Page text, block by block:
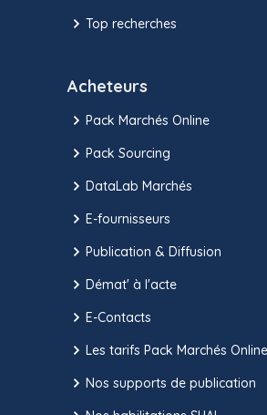
Top recherches
Acheteurs
Pack Marchés Online
Pack Sourcing
DataLab Marchés
E-fournisseurs
Publication & Diffusion
Démat' à l'acte
E-Contacts
Les tarifs Pack Marchés Online
Nos supports de publication